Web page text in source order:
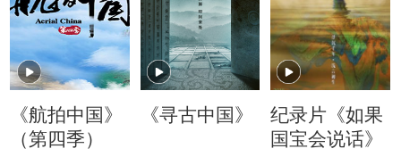
《航拍中国》
（第四季）
《寻古中国》
纪录片《如果
国宝会说话》